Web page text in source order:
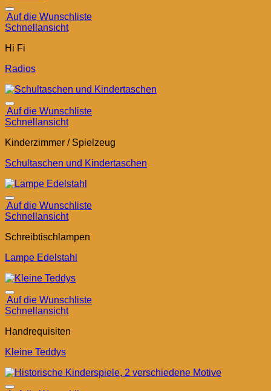
Auf die Wunschliste
Schnellansicht
Hi Fi
Radios
Auf die Wunschliste
Schnellansicht
Kinderzimmer / Spielzeug
Schultaschen und Kindertaschen
Auf die Wunschliste
Schnellansicht
Schreibtischlampen
Lampe Edelstahl
Auf die Wunschliste
Schnellansicht
Handrequisiten
Kleine Teddys